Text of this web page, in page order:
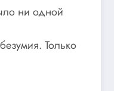
ни одной
Только